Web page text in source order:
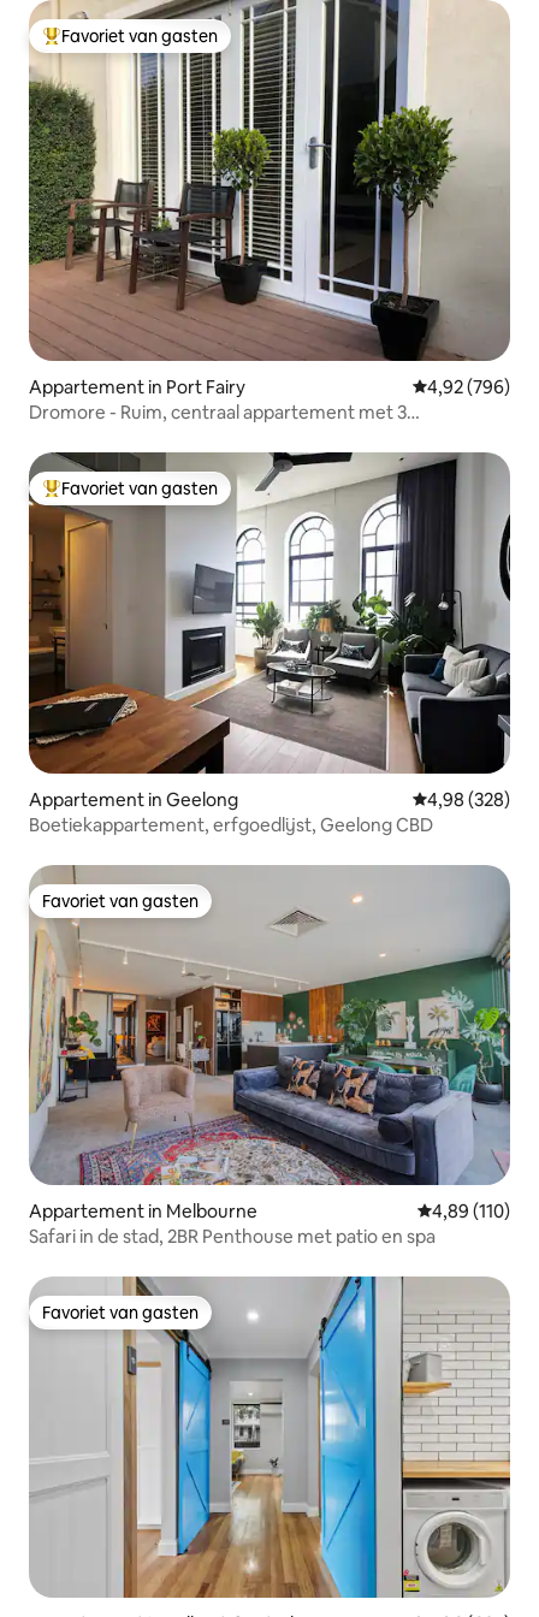
Topfavoriet van gasten
Favoriet van gasten
Appartement in Port Fairy Gemiddelde
4,92 (796)
Dromore - Ruim, centraal appartement met 3
Topfavoriet van gasten
Favoriet van gasten
Appartement in Geelong Gemiddelde
4,98 (328)
Boetiekappartement, erfgoedlijst, Geelong CBD
Favoriet van gasten
Favoriet van gasten
Appartement in Melbourne Gemiddelde
4,89 (110)
Safari in de stad, 2BR Penthouse met patio en spa
Favoriet van gasten
Favoriet van gasten